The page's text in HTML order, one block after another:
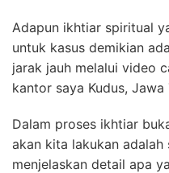
Adapun ikhtiar spiritual
untuk kasus demikian
jarak jauh melalui video
kantor saya Kudus, Jawa
Dalam proses ikhtiar
akan kita lakukan adalah
menjelaskan detail apa